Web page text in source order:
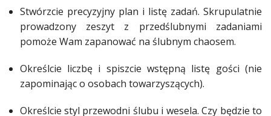
Recenzje
Studniówka
Stwórzcie precyzyjny plan i listę zadań. Skrupulatnie
prowadzony zeszyt z przedślubnymi zadaniami
pomoże Wam zapanować na ślubnym chaosem.
Określcie liczbę i spiszcie wstępną listę gości (nie
zapominając o osobach towarzyszących).
Określcie styl przewodni ślubu i wesela. Czy będzie to